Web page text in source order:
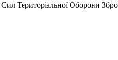
Територіальної Оборони